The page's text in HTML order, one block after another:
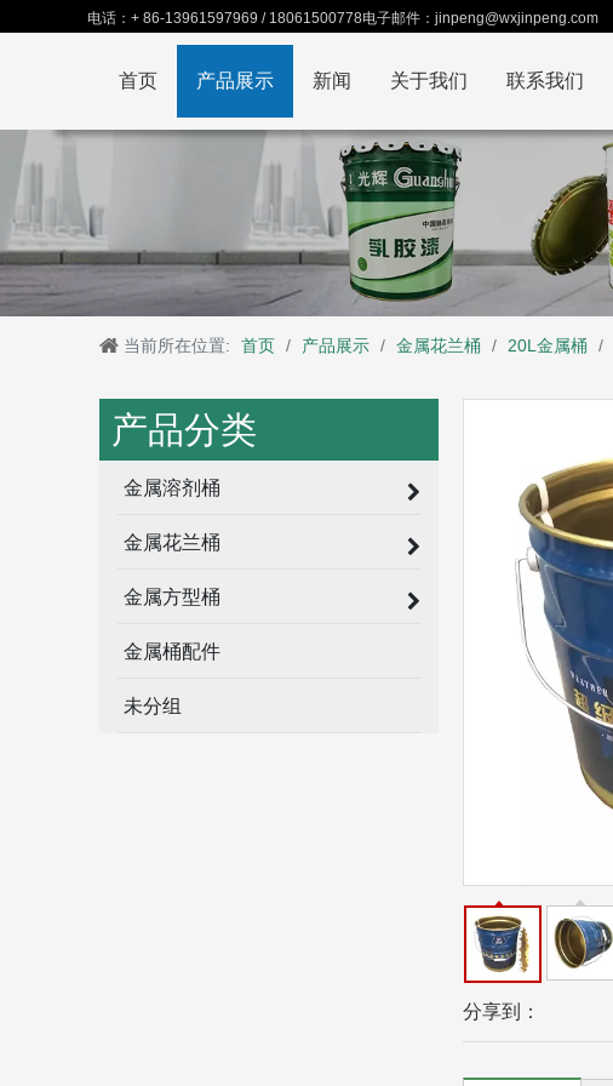
电话：+ 86-13961597969 / 18061500778电子邮件：jinpeng@wxjinpeng.com
首页 产品展示 新闻 关于我们 联系我们
当前所在位置: 首页 / 产品展示 / 金属花兰桶 / 20L金属桶 /
产品分类
金属溶剂桶
金属花兰桶
金属方型桶
金属桶配件
未分组
分享到：